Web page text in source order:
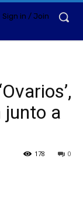
Sign in / Join
junto a
0
178